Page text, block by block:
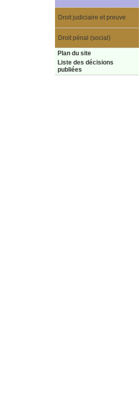
Droit judiciaire et preuve
Droit pénal (social)
Plan du site
Liste des décisions
publiées